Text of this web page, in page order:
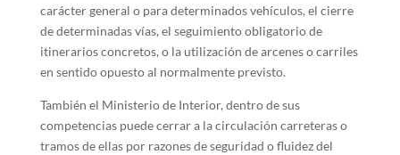
carácter general o para determinados vehículos, el cierre
de determinadas vías, el seguimiento obligatorio de
itinerarios concretos, o la utilización de arcenes o carriles
en sentido opuesto al normalmente previsto.
También el Ministerio de Interior, dentro de sus
competencias puede cerrar a la circulación carreteras o
tramos de ellas por razones de seguridad o fluidez del